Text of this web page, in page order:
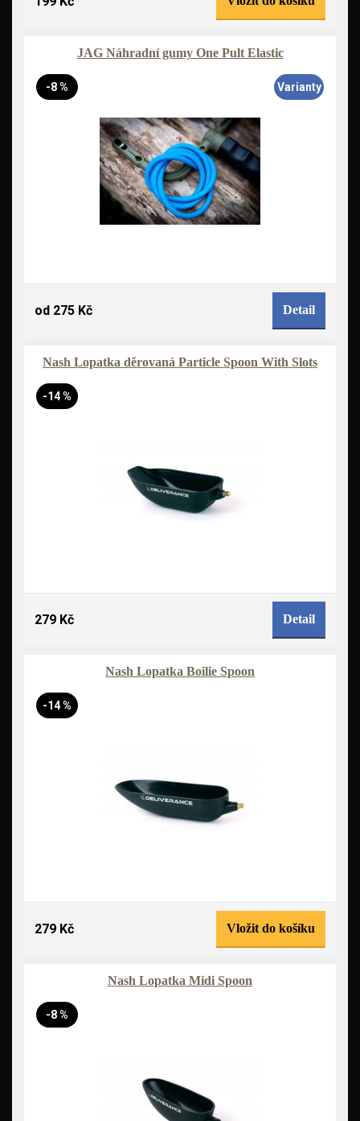
JAG Náhradní gumy One Pult Elastic
-8 % Varianty
od 275 Kč Detail
Nash Lopatka děrovaná Particle Spoon With Slots
-14 %
279 Kč Detail
Nash Lopatka Boilie Spoon
-14 %
279 Kč Vložit do košíku
Nash Lopatka Midi Spoon
-8 %